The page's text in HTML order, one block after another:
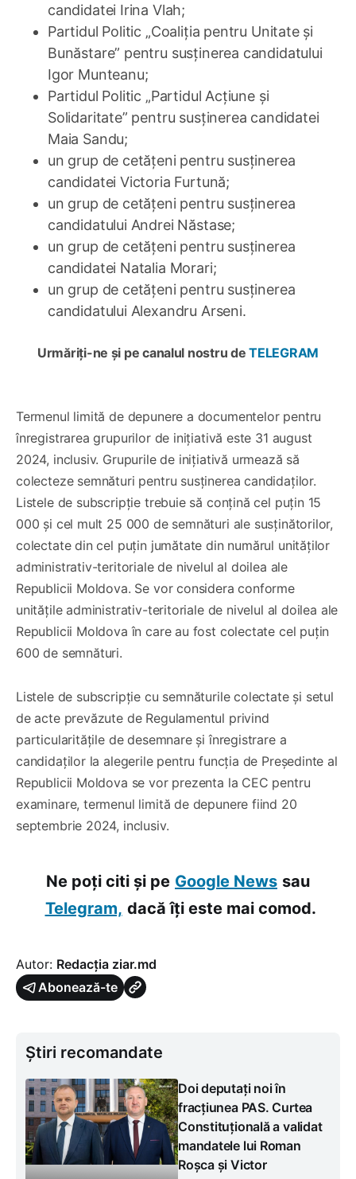
candidatei Irina Vlah;
Partidul Politic „Coaliția pentru Unitate și
Bunăstare” pentru susținerea candidatului
Igor Munteanu;
Partidul Politic „Partidul Acțiune și
Solidaritate” pentru susținerea candidatei
Maia Sandu;
un grup de cetățeni pentru susținerea
candidatei Victoria Furtună;
un grup de cetățeni pentru susținerea
candidatului Andrei Năstase;
un grup de cetățeni pentru susținerea
candidatei Natalia Morari;
un grup de cetățeni pentru susținerea
candidatului Alexandru Arseni.
Urmăriți-ne și pe canalul nostru deTELEGRAM
Termenul limită de depunere a documentelor pentru
înregistrarea grupurilor de inițiativă este 31 august
2024, inclusiv. Grupurile de inițiativă urmează să
colecteze semnături pentru susținerea candidaților.
Listele de subscripție trebuie să conțină cel puțin 15
000 și cel mult 25 000 de semnături ale susținătorilor,
colectate din cel puțin jumătate din numărul unităților
administrativ-teritoriale de nivelul al doilea ale
Republicii Moldova. Se vor considera conforme
unitățile administrativ-teritoriale de nivelul al doilea ale
Republicii Moldova în care au fost colectate cel puțin
600 de semnături.
Listele de subscripție cu semnăturile colectate și setul
de acte prevăzute de Regulamentul privind
particularitățile de desemnare și înregistrare a
candidaților la alegerile pentru funcția de Președinte al
Republicii Moldova se vor prezenta la CEC pentru
examinare, termenul limită de depunere fiind 20
septembrie 2024, inclusiv.
Ne poți citi și pe Google News sau
Telegram, dacă îți este mai comod.
Autor: Redacția ziar.md
Abonează-te
Știri recomandate
Doi deputați noi în
fracțiunea PAS. Curtea
Constituțională a validat
mandatele lui Roman
Roșca și Victor